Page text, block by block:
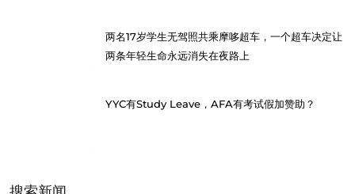
两名17岁学生无驾照共乘摩哆超车，一个超车决定让
两条年轻生命永远消失在夜路上
YYC有Study Leave，AFA有考试假加赞助？